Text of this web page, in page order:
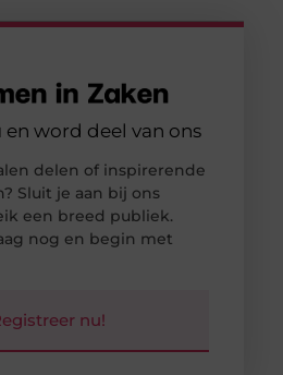
en word deel van ons
delen of inspirerende
Sluit je aan bij ons
een breed publiek.
nog en begin met
nu!